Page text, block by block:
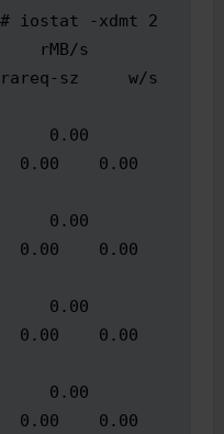
iostat -xdmt 2
rMB/s
rareq-sz     w/s
0.00
0.00    0.00
0.00
0.00    0.00
0.00
0.00    0.00
0.00
0.00    0.00